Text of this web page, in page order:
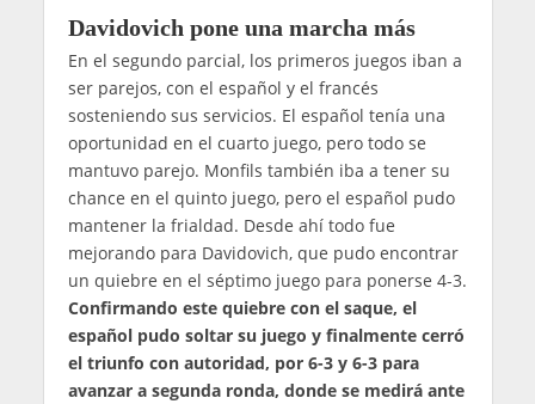
Davidovich pone una marcha más
En el segundo parcial, los primeros juegos iban a
ser parejos, con el español y el francés
sosteniendo sus servicios. El español tenía una
oportunidad en el cuarto juego, pero todo se
mantuvo parejo. Monfils también iba a tener su
chance en el quinto juego, pero el español pudo
mantener la frialdad. Desde ahí todo fue
mejorando para Davidovich, que pudo encontrar
un quiebre en el séptimo juego para ponerse 4-3.
Confirmando este quiebre con el saque, el
español pudo soltar su juego y finalmente cerró
el triunfo con autoridad, por 6-3 y 6-3 para
avanzar a segunda ronda, donde se medirá ante